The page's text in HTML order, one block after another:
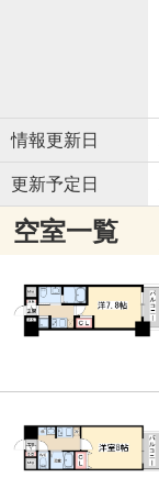
情報更新日
更新予定日
空室一覧